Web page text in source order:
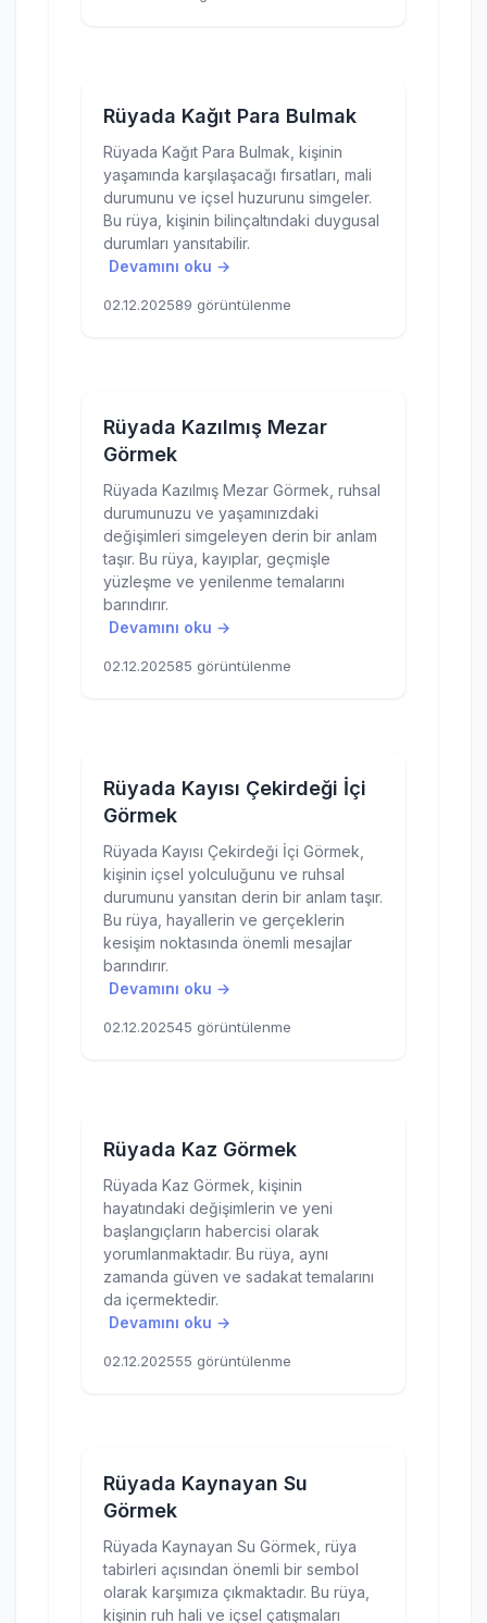
Rüyada Kağıt Para Bulmak
Rüyada Kağıt Para Bulmak, kişinin
yaşamında karşılaşacağı fırsatları, mali
durumunu ve içsel huzurunu simgeler.
Bu rüya, kişinin bilinçaltındaki duygusal
durumları yansıtabilir.
Devamını oku →
02.12.202589 görüntülenme
Rüyada Kazılmış Mezar
Görmek
Rüyada Kazılmış Mezar Görmek, ruhsal
durumunuzu ve yaşamınızdaki
değişimleri simgeleyen derin bir anlam
taşır. Bu rüya, kayıplar, geçmişle
yüzleşme ve yenilenme temalarını
barındırır.
Devamını oku →
02.12.202585 görüntülenme
Rüyada Kayısı Çekirdeği İçi
Görmek
Rüyada Kayısı Çekirdeği İçi Görmek,
kişinin içsel yolculuğunu ve ruhsal
durumunu yansıtan derin bir anlam taşır.
Bu rüya, hayallerin ve gerçeklerin
kesişim noktasında önemli mesajlar
barındırır.
Devamını oku →
02.12.202545 görüntülenme
Rüyada Kaz Görmek
Rüyada Kaz Görmek, kişinin
hayatındaki değişimlerin ve yeni
başlangıçların habercisi olarak
yorumlanmaktadır. Bu rüya, aynı
zamanda güven ve sadakat temalarını
da içermektedir.
Devamını oku →
02.12.202555 görüntülenme
Rüyada Kaynayan Su
Görmek
Rüyada Kaynayan Su Görmek, rüya
tabirleri açısından önemli bir sembol
olarak karşımıza çıkmaktadır. Bu rüya,
kişinin ruh hali ve içsel çatışmaları